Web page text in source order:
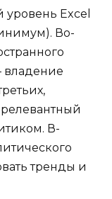
Excel
Во-
владение
В-
тренды и